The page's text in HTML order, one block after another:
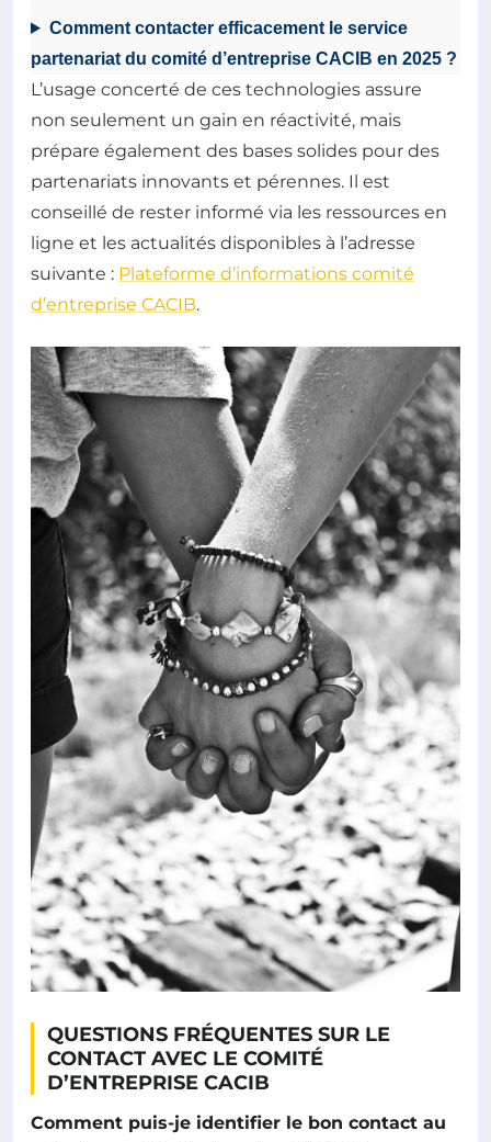
Comment contacter efficacement le service
partenariat du comité d’entreprise CACIB en 2025 ?
L’usage concerté de ces technologies assure
non seulement un gain en réactivité, mais
prépare également des bases solides pour des
partenariats innovants et pérennes. Il est
conseillé de rester informé via les ressources en
ligne et les actualités disponibles à l’adresse
suivante : Plateforme d’informations comité
d’entreprise CACIB.
QUESTIONS FRÉQUENTES SUR LE
CONTACT AVEC LE COMITÉ
D’ENTREPRISE CACIB
Comment puis-je identifier le bon contact au